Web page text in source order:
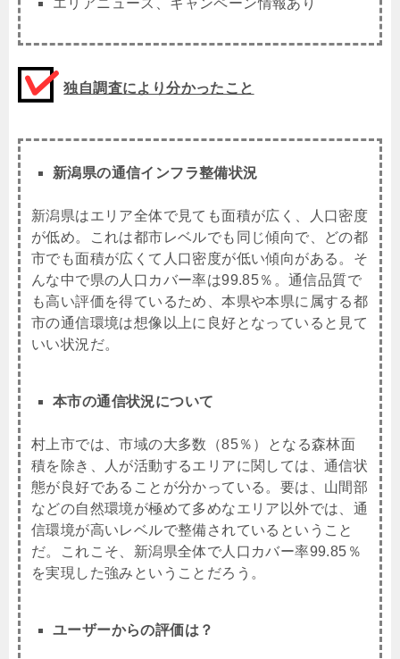
独自調査により分かったこと
新潟県の通信インフラ整備状況
新潟県はエリア全体で見ても面積が広く、人口密度
が低め。これは都市レベルでも同じ傾向で、どの都
市でも面積が広くて人口密度が低い傾向がある。そ
んな中で県の人口カバー率は99.85％。通信品質で
も高い評価を得ているため、本県や本県に属する都
市の通信環境は想像以上に良好となっていると見て
いい状況だ。
本市の通信状況について
村上市では、市域の大多数（85％）となる森林面
積を除き、人が活動するエリアに関しては、通信状
態が良好であることが分かっている。要は、山間部
などの自然環境が極めて多めなエリア以外では、通
信環境が高いレベルで整備されているということ
だ。これこそ、新潟県全体で人口カバー率99.85％
を実現した強みということだろう。
ユーザーからの評価は？